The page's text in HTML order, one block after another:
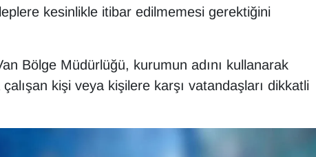
kesinlikle itibar edilmemesi gerektiğini
Bölge Müdürlüğü, kurumun adını kullanarak
kişi veya kişilere karşı vatandaşları dikkatli